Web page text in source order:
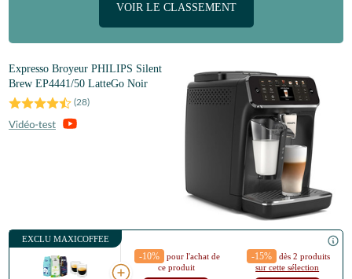
VOIR LE CLASSEMENT
Expresso Broyeur PHILIPS Silent
Brew EP4441/50 LatteGo Noir
(28)
EXCLU MAXICOFFEE
-10%
pour l'achat de
ce produit
-15%
dès 2 produits
sur cette sélection